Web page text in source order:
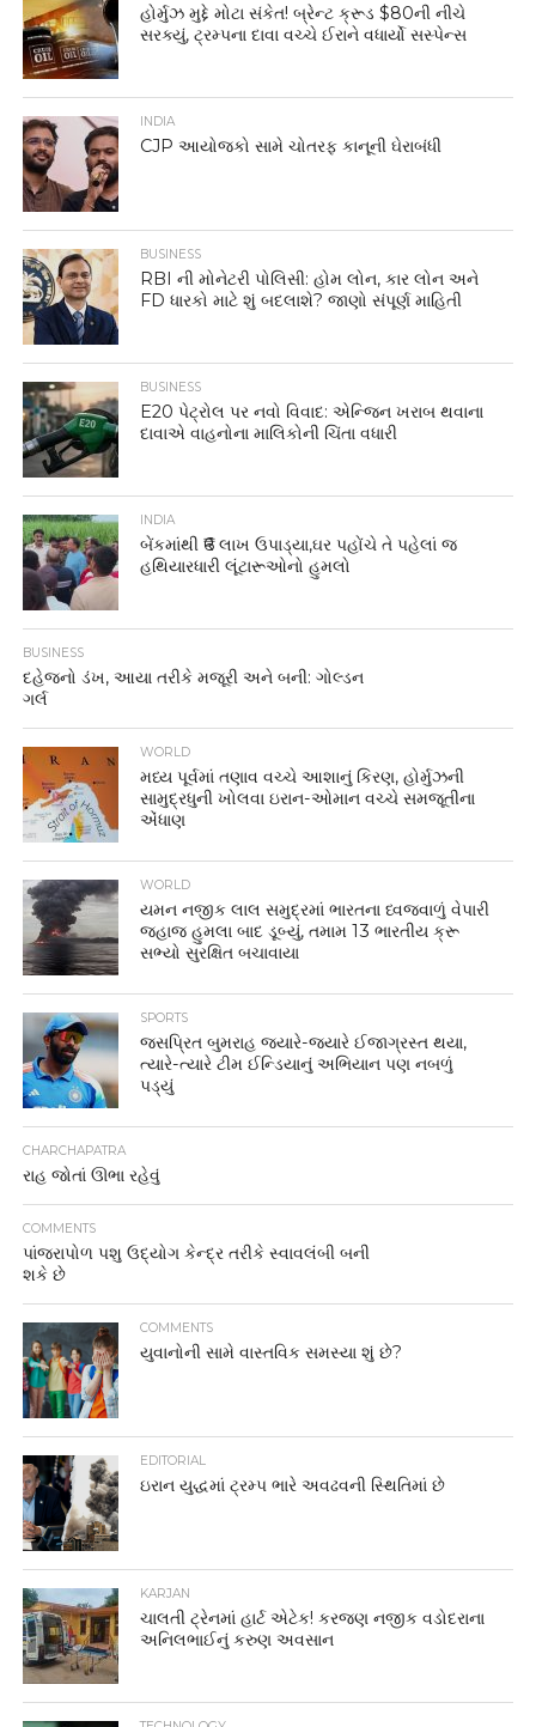
હોર્મુઝ મુદ્દે મોટા સંકેત! બ્રેન્ટ ક્રૂડ $80ની નીચે
સરક્યું, ટ્રમ્પના દાવા વચ્ચે ઈરાને વધાર્યો સસ્પેન્સ
INDIA
CJP આયોજકો સામે ચોતરફ કાનૂની ઘેરાબંધી
BUSINESS
RBI ની મોનેટરી પોલિસી: હોમ લોન, કાર લોન અને
FD ધારકો માટે શું બદલાશે? જાણો સંપૂર્ણ માહિતી
BUSINESS
E20 પેટ્રોલ પર નવો વિવાદ: એન્જિન ખરાબ થવાના
દાવાએ વાહનોના માલિકોની ચિંતા વધારી
INDIA
બેંકમાંથી ₹6 લાખ ઉપાડ્યા,ઘર પહોંચે તે પહેલાં જ
હથિયારધારી લૂંટારૂઓનો હુમલો
BUSINESS
દહેજનો ડંખ, આયા તરીકે મજૂરી અને બની: ગોલ્ડન
ગર્લ
WORLD
મધ્ય પૂર્વમાં તણાવ વચ્ચે આશાનું કિરણ, હોર્મુઝની
સામુદ્રધુની ખોલવા ઇરાન-ઓમાન વચ્ચે સમજૂતીના
એંધાણ
WORLD
યમન નજીક લાલ સમુદ્રમાં ભારતના ધ્વજવાળું વેપારી
જહાજ હુમલા બાદ ડૂબ્યું, તમામ 13 ભારતીય ક્રૂ
સભ્યો સુરક્ષિત બચાવાયા
SPORTS
જસપ્રિત બુમરાહ જ્યારે-જ્યારે ઈજાગ્રસ્ત થયા,
ત્યારે-ત્યારે ટીમ ઈન્ડિયાનું અભિયાન પણ નબળું
પડ્યું
CHARCHAPATRA
રાહ જોતાં ઊભા રહેવું
COMMENTS
પાંજરાપોળ પશુ ઉદ્યોગ કેન્દ્ર તરીકે સ્વાવલંબી બની
શકે છે
COMMENTS
યુવાનોની સામે વાસ્તવિક સમસ્યા શું છે?
EDITORIAL
ઇરાન યુદ્ધમાં ટ્રમ્પ ભારે અવઢવની સ્થિતિમાં છે
KARJAN
ચાલતી ટ્રેનમાં હાર્ટ એટેક! કરજણ નજીક વડોદરાના
અનિલભાઈનું કરુણ અવસાન